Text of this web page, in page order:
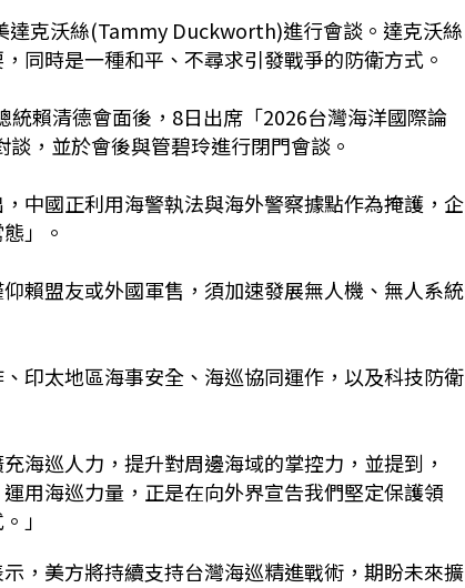
達克沃絲(Tammy Duckworth)進行會談。達克沃絲
同時是一種和平、不尋求引發戰爭的防衛方式。
賴清德會面後，8日出席「2026台灣海洋國際論
，並於會後與管碧玲進行閉門會談。
中國正利用海警執法與海外警察據點作為掩護，企
」。
賴盟友或外國軍售，須加速發展無人機、無人系統
印太地區海事安全、海巡協同運作，以及科技防衛
海巡人力，提升對周邊海域的掌控力，並提到，
用海巡力量，正是在向外界宣告我們堅定保護領
」
，美方將持續支持台灣海巡精進戰術，期盼未來擴